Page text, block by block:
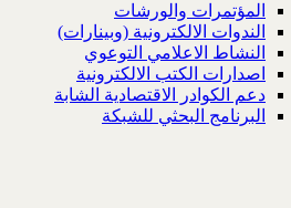
المؤتمرات والورشات
الندوات الالكترونية (وبينارات)
النشاط الاعلامي التوعوي
اصدارات الكتب الالكترونية
دعم الكوادر الاقتصادية الشابة
البرنامج البحثي للشبكة